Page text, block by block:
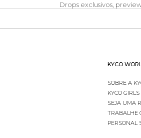
Drops exclusivos,
KYCO
SOBRE A
KYCO GIRLS
SEJA UMA
TRABALHE
PERSONAL